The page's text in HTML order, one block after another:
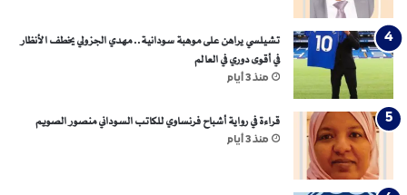
تشيلسي يراهن على موهبة سودانية.. مهدي الجزولي يخطف الأنظار
في أقوى دوري في العالم
منذ 3 أيام
قراءة في رواية أشباح فرنساوي للكاتب السوداني منصور الصويم
منذ 3 أيام